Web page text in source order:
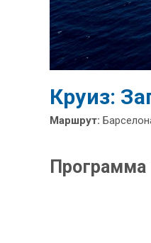
Круиз:
Маршрут:
Программа